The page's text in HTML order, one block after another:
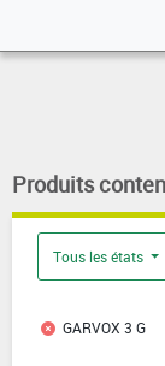
Produits
Tous les états
GARVOX 3 G